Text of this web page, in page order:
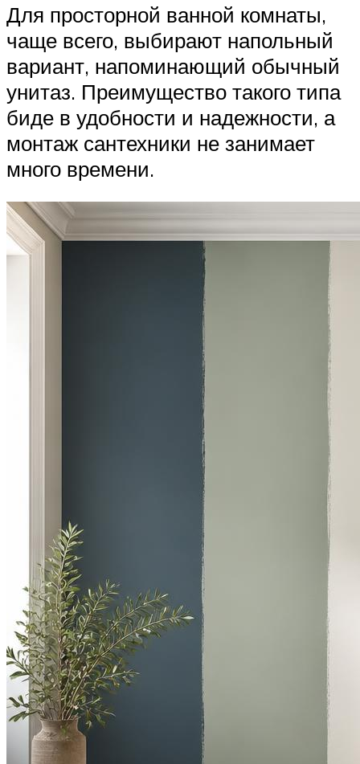
Для просторной ванной комнаты,
чаще всего, выбирают напольный
вариант, напоминающий обычный
унитаз. Преимущество такого типа
биде в удобности и надежности, а
монтаж сантехники не занимает
много времени.